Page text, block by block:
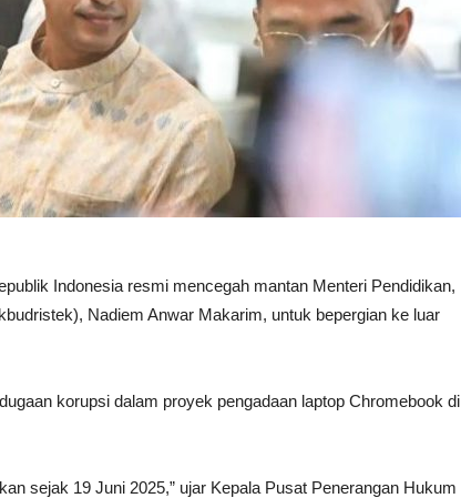
Indonesia resmi mencegah mantan Menteri Pendidikan,
Nadiem Anwar Makarim, untuk bepergian ke luar
korupsi dalam proyek pengadaan laptop Chromebook di
sejak 19 Juni 2025,” ujar Kepala Pusat Penerangan Hukum